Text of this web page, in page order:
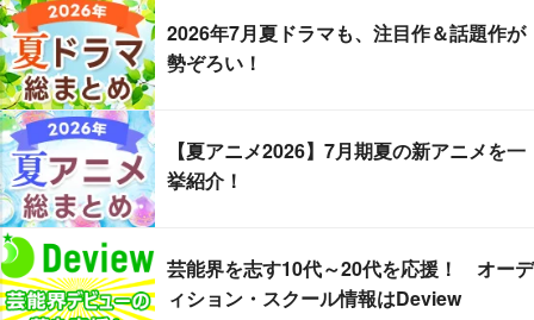
2026年7月夏ドラマも、注目作＆話題作が
勢ぞろい！
【夏アニメ2026】7月期夏の新アニメを一
挙紹介！
芸能界を志す10代～20代を応援！ オーデ
ィション・スクール情報はDeview